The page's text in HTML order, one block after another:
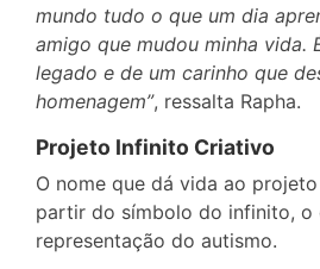
mundo tudo o que um dia
amigo que mudou minha vida.
legado e de um carinho que
homenagem”, ressalta Rapha.
Projeto Infinito Criativo
O nome que dá vida ao
partir do símbolo do infinito, o
representação do autismo.